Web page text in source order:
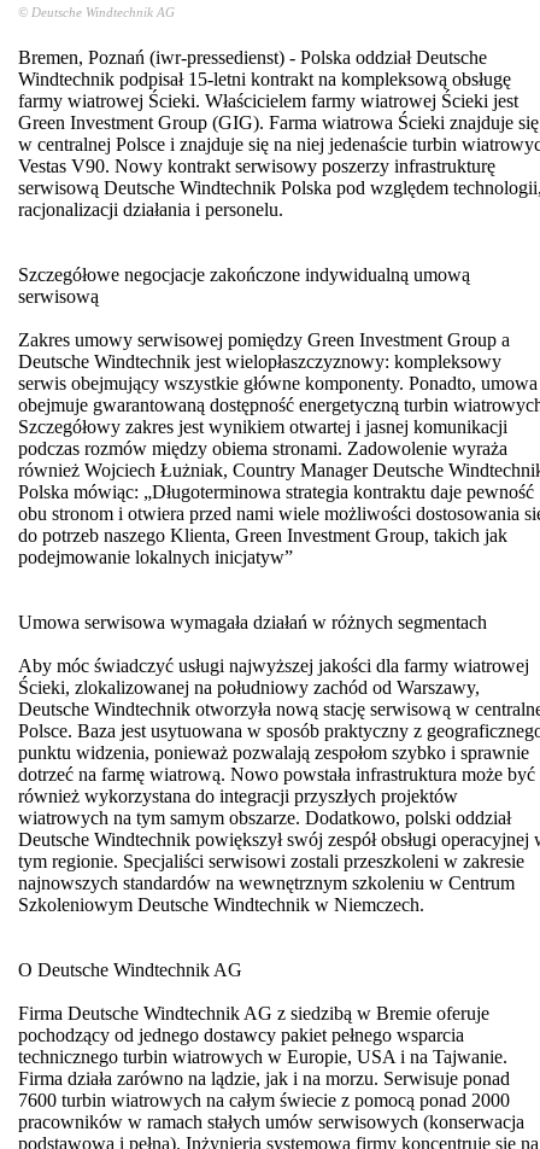
© Deutsche Windtechnik AG
Bremen, Poznań (iwr-pressedienst) - Polska oddział Deutsche
Windtechnik podpisał 15-letni kontrakt na kompleksową obsługę
farmy wiatrowej Ścieki. Właścicielem farmy wiatrowej Ścieki jest
Green Investment Group (GIG). Farma wiatrowa Ścieki znajduje się
w centralnej Polsce i znajduje się na niej jedenaście turbin
Vestas V90. Nowy kontrakt serwisowy poszerzy infrastrukturę
serwisową Deutsche Windtechnik Polska pod względem
racjonalizacji działania i personelu.
Szczegółowe negocjacje zakończone indywidualną umową
serwisową
Zakres umowy serwisowej pomiędzy Green Investment Group a
Deutsche Windtechnik jest wielopłaszczyznowy: kompleksowy
serwis obejmujący wszystkie główne komponenty. Ponadto, umowa
obejmuje gwarantowaną dostępność energetyczną turbin
Szczegółowy zakres jest wynikiem otwartej i jasnej komunikacji
podczas rozmów między obiema stronami. Zadowolenie wyraża
również Wojciech Łużniak, Country Manager Deutsche
Polska mówiąc: „Długoterminowa strategia kontraktu daje pewność
obu stronom i otwiera przed nami wiele możliwości dostosowania
do potrzeb naszego Klienta, Green Investment Group, takich jak
podejmowanie lokalnych inicjatyw”
Umowa serwisowa wymagała działań w różnych segmentach
Aby móc świadczyć usługi najwyższej jakości dla farmy wiatrowej
Ścieki, zlokalizowanej na południowy zachód od Warszawy,
Deutsche Windtechnik otworzyła nową stację serwisową w
Polsce. Baza jest usytuowana w sposób praktyczny z
punktu widzenia, ponieważ pozwalają zespołom szybko i sprawnie
dotrzeć na farmę wiatrową. Nowo powstała infrastruktura może być
również wykorzystana do integracji przyszłych projektów
wiatrowych na tym samym obszarze. Dodatkowo, polski oddział
Deutsche Windtechnik powiększył swój zespół obsługi operacyjnej
tym regionie. Specjaliści serwisowi zostali przeszkoleni w zakresie
najnowszych standardów na wewnętrznym szkoleniu w Centrum
Szkoleniowym Deutsche Windtechnik w Niemczech.
O Deutsche Windtechnik AG
Firma Deutsche Windtechnik AG z siedzibą w Bremie oferuje
pochodzący od jednego dostawcy pakiet pełnego wsparcia
technicznego turbin wiatrowych w Europie, USA i na Tajwanie.
Firma działa zarówno na lądzie, jak i na morzu. Serwisuje ponad
7600 turbin wiatrowych na całym świecie z pomocą ponad 2000
pracowników w ramach stałych umów serwisowych (konserwacja
podstawowa i pełna). Inżynieria systemowa firmy koncentruje się na